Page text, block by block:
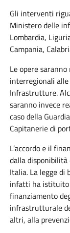
Gli interventi
Ministero delle
Lombardia,
Campania,
Le opere
interregionali
Infrastrutture.
saranno invece
caso della
Capitanerie di
L’accordo e il
dalla disponibilità
Italia. La legge di
infatti ha istituito
finanziamento
infrastrutturale
altri, alla